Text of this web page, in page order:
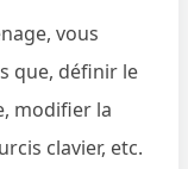
vous
que, définir le
modifier la
clavier, etc.